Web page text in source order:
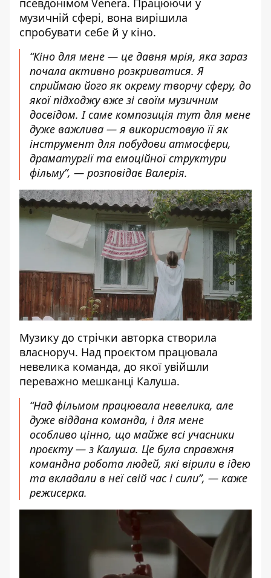
псевдонімом Venera. Працюючи у
музичній сфері, вона вирішила
спробувати себе й у кіно.
“Кіно для мене — це давня мрія, яка зараз
почала активно розкриватися. Я
сприймаю його як окрему творчу сферу, до
якої підходжу вже зі своїм музичним
досвідом. І саме композиція тут для мене
дуже важлива — я використовую її як
інструмент для побудови атмосфери,
драматургії та емоційної структури
фільму”, — розповідає Валерія.
Музику до стрічки авторка створила
власноруч. Над проєктом працювала
невелика команда, до якої увійшли
переважно мешканці Калуша.
“Над фільмом працювала невелика, але
дуже віддана команда, і для мене
особливо цінно, що майже всі учасники
проєкту — з Калуша. Це була справжня
командна робота людей, які вірили в ідею
та вкладали в неї свій час і сили”, — каже
режисерка.